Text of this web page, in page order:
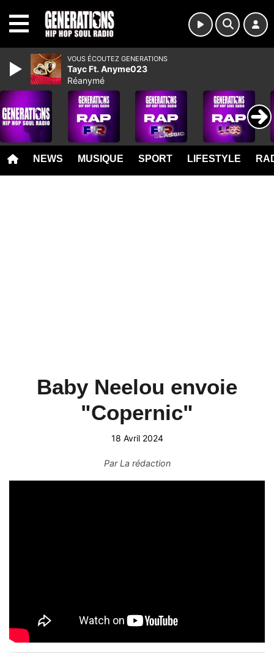
NEWS MUSIQUE SPORT LIFESTYLE
Baby Neelou envoie
"Copernic"
18 Avril 2024
ParLa rédaction
VOUS ÉCOUTEZ GENERATIONS
Tayc Ft. Anyme023
Réanymé